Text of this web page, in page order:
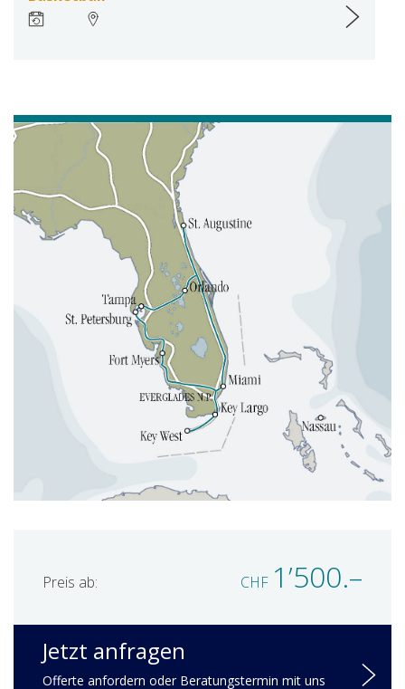
Preis ab: CHF 1’500.–
Jetzt anfragen
Offerte anfordern oder Beratungstermin mit uns